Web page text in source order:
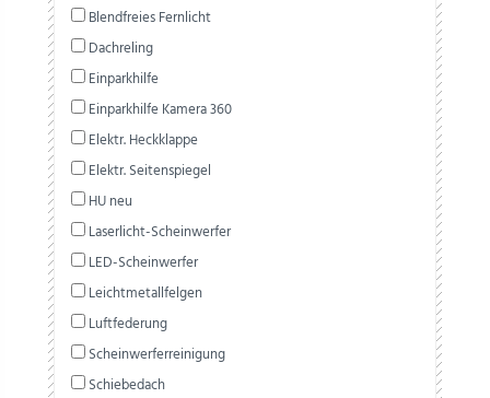
Blendfreies Fernlicht
Dachreling
Einparkhilfe
Einparkhilfe Kamera 360
Elektr. Heckklappe
Elektr. Seitenspiegel
HU neu
Laserlicht-Scheinwerfer
LED-Scheinwerfer
Leichtmetallfelgen
Luftfederung
Scheinwerferreinigung
Schiebedach